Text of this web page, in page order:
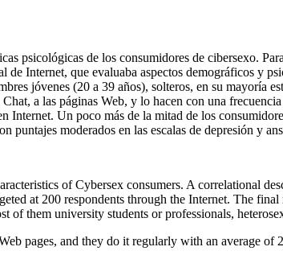
psicológicas de los consumidores de cibersexo.
Internet, que evaluaba aspectos demográficos y
jóvenes (20 a 39 años), solteros, en su mayoría
a las páginas Web, y lo hacen con una
Internet. Un poco más de la mitad de los
puntajes moderados en las escalas de depresión y
of Cybersex consumers. A correlational
at 200 respondents through the Internet. The
of them university students or professionals,
pages, and they do it regularly with an average